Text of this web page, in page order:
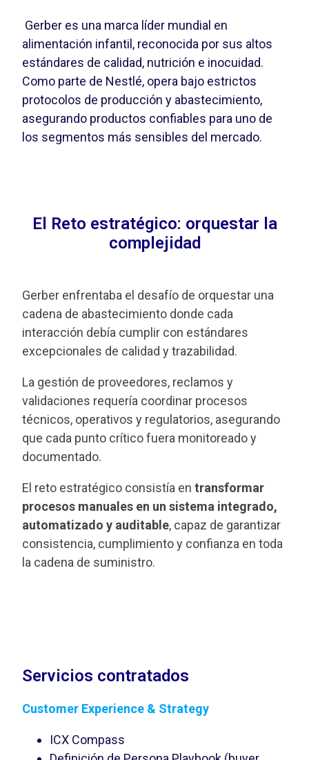
Gerber es una marca líder mundial en
alimentación infantil, reconocida por sus altos
estándares de calidad, nutrición e inocuidad.
Como parte de Nestlé, opera bajo estrictos
protocolos de producción y abastecimiento,
asegurando productos confiables para uno de
los segmentos más sensibles del mercado.
El Reto estratégico: orquestar la
complejidad
Gerber enfrentaba el desafío de orquestar una
cadena de abastecimiento donde cada
interacción debía cumplir con estándares
excepcionales de calidad y trazabilidad.
La gestión de proveedores, reclamos y
validaciones requería coordinar procesos
técnicos, operativos y regulatorios, asegurando
que cada punto crítico fuera monitoreado y
documentado.
El reto estratégico consistía en transformar
procesos manuales en un sistema integrado,
automatizado y auditable, capaz de garantizar
consistencia, cumplimiento y confianza en toda
la cadena de suministro.
Servicios contratados
Customer Experience & Strategy
ICX Compass